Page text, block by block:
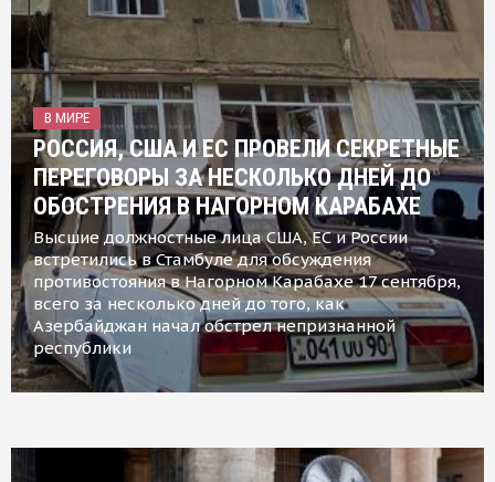
В МИРЕ
РОССИЯ, США И ЕС ПРОВЕЛИ СЕКРЕТНЫЕ
ПЕРЕГОВОРЫ ЗА НЕСКОЛЬКО ДНЕЙ ДО
ОБОСТРЕНИЯ В НАГОРНОМ КАРАБАХЕ
Высшие должностные лица США, ЕС и России
встретились в Стамбуле для обсуждения
противостояния в Нагорном Карабахе 17 сентября,
всего за несколько дней до того, как
Азербайджан начал обстрел непризнанной
республики